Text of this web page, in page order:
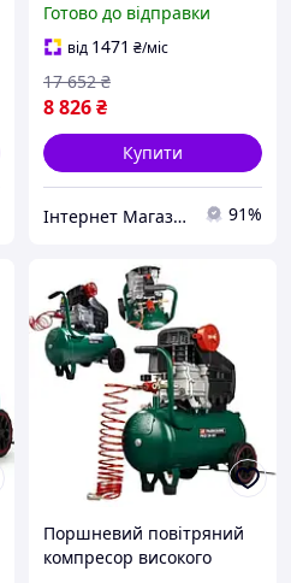
Пересувний поршневий
компресор, MTS
Готово до відправки
від 1471 ₴/міс
8 826₴
17 652 ₴
Купити
Інтернет Магазин "StepShop" 91%
Поршневий повітряний
компресор високого